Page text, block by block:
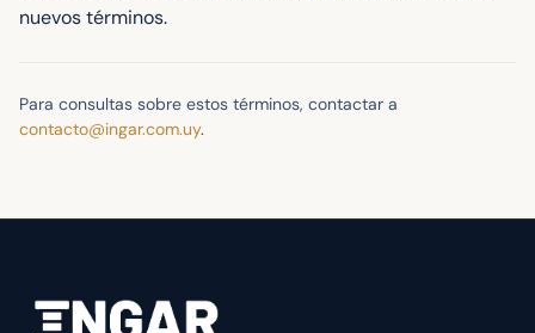
nuevos términos.
Para consultas sobre estos términos, contactar a
contacto@ingar.com.uy.